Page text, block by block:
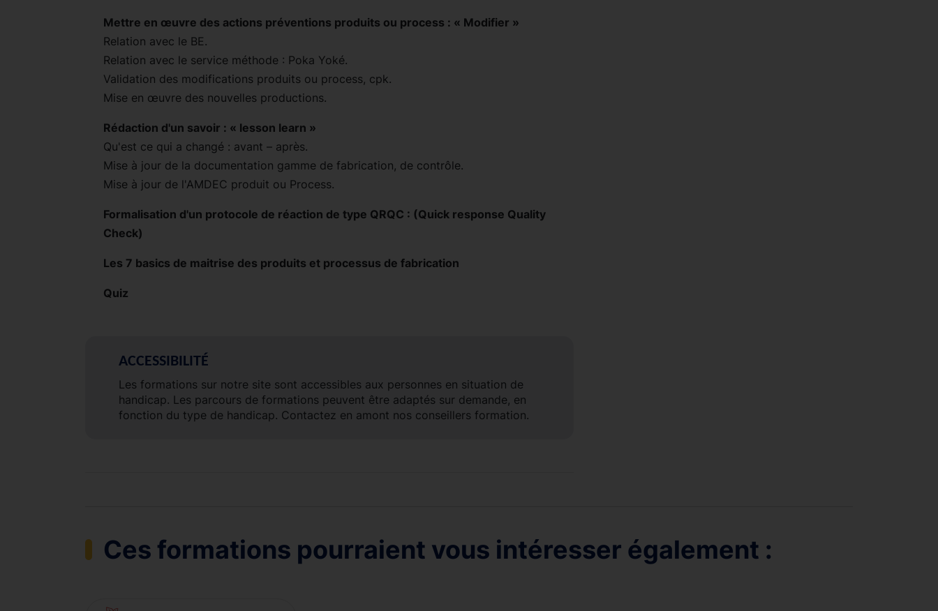
Mettre en œuvre des actions préventions produits ou process : « Modifier »
Relation avec le BE.
Relation avec le service méthode : Poka Yoké.
Validation des modifications produits ou process, cpk.
Mise en œuvre des nouvelles productions.
Rédaction d'un savoir : « lesson learn »
Qu'est ce qui a changé : avant – après.
Mise à jour de la documentation gamme de fabrication, de contrôle.
Mise à jour de l'AMDEC produit ou Process.
Formalisation d'un protocole de réaction de type QRQC : (Quick response Quality
Check)
Les 7 basics de maitrise des produits et processus de fabrication
Quiz
ACCESSIBILITÉ
Les formations sur notre site sont accessibles aux personnes en situation de
handicap. Les parcours de formations peuvent être adaptés sur demande, en
fonction du type de handicap. Contactez en amont nos conseillers formation.
Ces formations pourraient vous intéresser également :